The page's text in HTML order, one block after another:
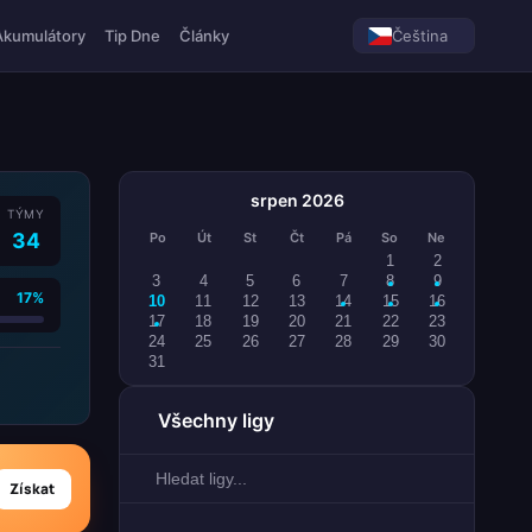
Tip Dne Články Čeština
TÝMY
34
17%
Získat
srpen 2026
Po Út St Čt Pá So Ne
1
2
3
4 5 6 7 8
9
10
11 12 13 14 15
16
17
18 19 20 21 22
23
24
25 26 27 28 29
30
31
Všechny ligy